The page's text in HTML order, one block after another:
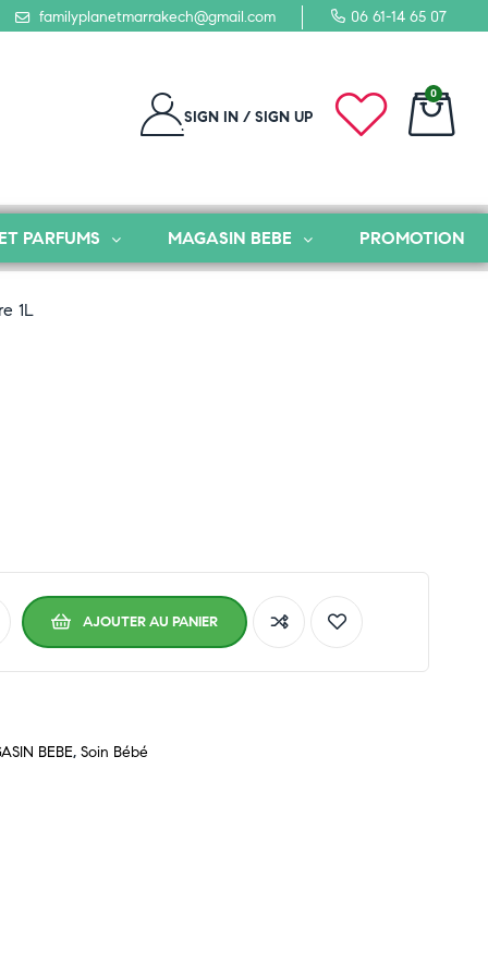
familyplanetmarrakech@gmail.com 06 61-14 65 07
SIGN IN / SIGN UP
0
PARFUMS MAGASIN BEBE PROMOTION
1L
AJOUTER AU PANIER
BEBE, Soin Bébé